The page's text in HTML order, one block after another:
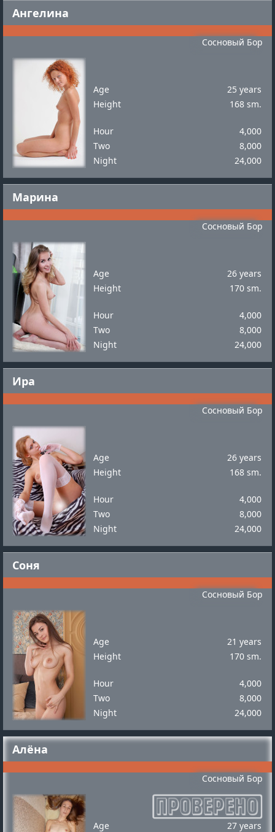
Ангелина
Сосновый Бор
Age
25 years
Height
168 sm.
Hour
4,000
Two
8,000
Night
24,000
Марина
Сосновый Бор
Age
26 years
Height
170 sm.
Hour
4,000
Two
8,000
Night
24,000
Ира
Сосновый Бор
Age
26 years
Height
168 sm.
Hour
4,000
Two
8,000
Night
24,000
Соня
Сосновый Бор
Age
21 years
Height
170 sm.
Hour
4,000
Two
8,000
Night
24,000
Алёна
Сосновый Бор
Age
27 years